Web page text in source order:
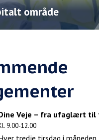
område
9.00-12.00
Veje – fra ufaglært
tredje tirsdag i måneden